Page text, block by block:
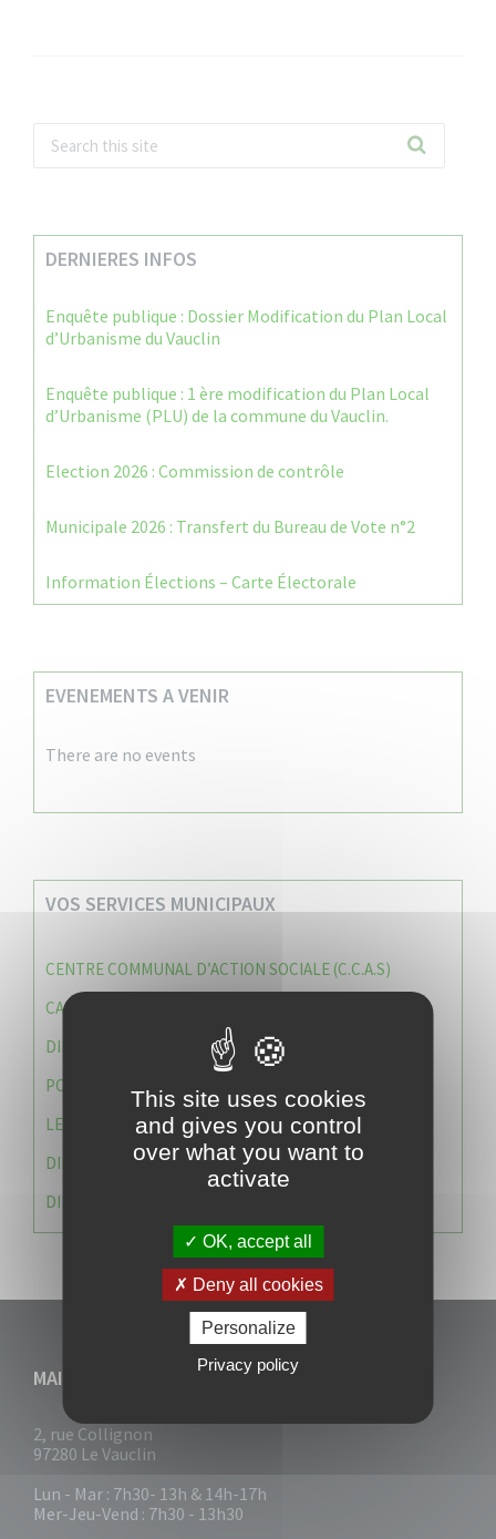
DERNIERES INFOS
Enquête publique : Dossier Modification du Plan Local
d’Urbanisme du Vauclin
Enquête publique : 1 ère modification du Plan Local
d’Urbanisme (PLU) de la commune du Vauclin.
Election 2026 : Commission de contrôle
Municipale 2026 : Transfert du Bureau de Vote n°2
Information Élections – Carte Électorale
EVENEMENTS A VENIR
There are no events
VOS SERVICES MUNICIPAUX
CENTRE COMMUNAL D’ACTION SOCIALE (C.C.A.S)
CAISSE DES ÉCOLES
DIRECTION DES SERVICES TECHNIQUES
POLICE MUNICIPALE
LE CABINET DU MAIRE
DIRECTION DES RESSOURCES ET MOYENS
DIRECTION DU DEVELLOPPEMENT URBAIN DURABL
MAIRIE DU VAUCLIN
2, rue Collignon
97280 Le Vauclin
Lun - Mar : 7h30- 13h & 14h-17h
Mer-Jeu-Vend : 7h30 - 13h30
This site uses cookies
and gives you control
over what you want to
activate
OK, accept all
Deny all cookies
Personalize
Privacy policy